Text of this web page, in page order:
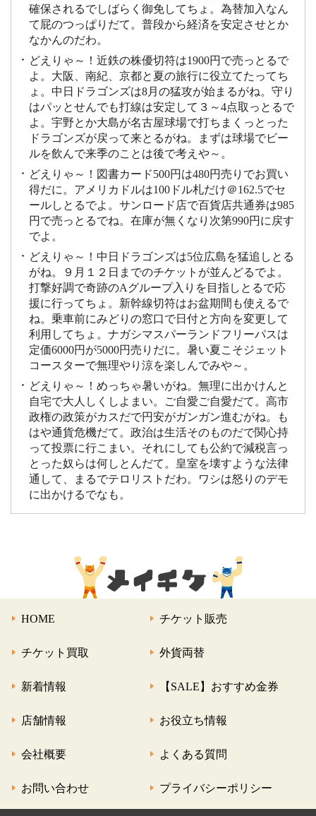
確保されるでしばらく御免してちょ。為替加入なん
て屁のつっぱりだて。普段から経済を安定させとか
なかんのだわ。
どえりゃ～！近鉄の株優切符は1900円で売っとるで
よ。大阪、南紀、京都と夏の旅行に役立てたってち
ょ。中日ドラゴンズは8月の猛攻が始まるがね。守り
はパッとせんでも打線は安定して３～4点取っとるで
よ。宇野とか大島が名古屋球場で打ちまくっとった
ドラゴンズが戻って来とるがね。まずは球場でビー
ルを飲んで来季のことは後で考えや～。
どえりゃ～！図書カード500円は480円売りでお買い
得だに。アメリカドルは100ドル札だけ＠162.5でセ
ールしとるでよ。サンロード店で百貨店共通券は985
円で売っとるでね。在庫が無くなり次第990円に戻す
でよ。
どえりゃ～！中日ドラゴンズは5位広島を猛追しとる
がね。９月１２日までのチケットが並んどるでよ。
打撃好調で奇跡のAグループ入りを目指しとるで応
援に行ってちょ。新幹線切符はお盆期間も使えるで
ね。乗車前にみどりの窓口で日付と方向を変更して
利用してちょ。ナガシマスパーランドフリーパスは
定価6000円が5000円売りだに。暑い夏こそジェット
コースターで無理やり涼を楽しんでみや～。
どえりゃ～！めっちゃ暑いがね。無理に出かけんと
自宅で大人しくしよまい。ご自愛ご自愛だて。高市
政権の政策がカスだで円安がガンガン進むがね。も
はや通貨危機だて。政治は生活そのものだで関心持
って投票に行こまい。それにしても公約で減税言っ
とった奴らは何しとんだて。皇室を壊すような法律
通して、まるでテロリストだわ。ワシは怒りのデモ
に出かけるでなも。
HOME チケット販売
チケット買取 外貨両替
新着情報 【SALE】おすすめ金券
店舗情報 お役立ち情報
会社概要 よくある質問
お問い合わせ プライバシーポリシー